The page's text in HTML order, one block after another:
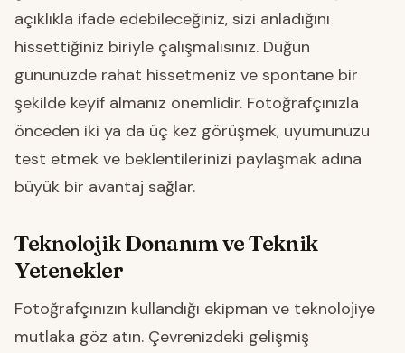
açıklıkla ifade edebileceğiniz, sizi anladığını
hissettiğiniz biriyle çalışmalısınız. Düğün
gününüzde rahat hissetmeniz ve spontane bir
şekilde keyif almanız önemlidir. Fotoğrafçınızla
önceden iki ya da üç kez görüşmek, uyumunuzu
test etmek ve beklentilerinizi paylaşmak adına
büyük bir avantaj sağlar.
Teknolojik Donanım ve Teknik
Yetenekler
Fotoğrafçınızın kullandığı ekipman ve teknolojiye
mutlaka göz atın. Çevrenizdeki gelişmiş